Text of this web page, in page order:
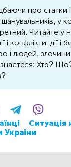
про статки
у
Читайте у
і конфлікти, дії і
і людей, злочини
Хто?
Ситуація
України